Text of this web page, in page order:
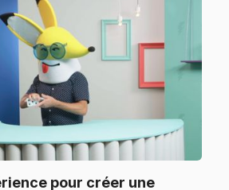
pour créer une